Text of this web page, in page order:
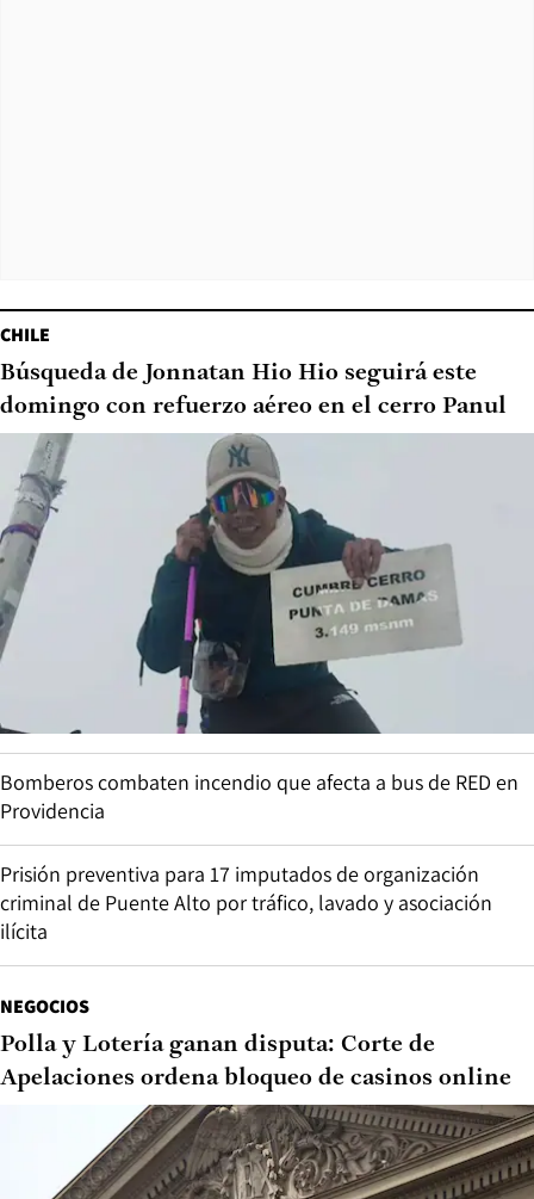
CHILE
Búsqueda de Jonnatan Hio Hio seguirá este
domingo con refuerzo aéreo en el cerro Panul
Bomberos combaten incendio que afecta a bus de RED en
Providencia
Prisión preventiva para 17 imputados de organización
criminal de Puente Alto por tráfico, lavado y asociación
ilícita
NEGOCIOS
Polla y Lotería ganan disputa: Corte de
Apelaciones ordena bloqueo de casinos online